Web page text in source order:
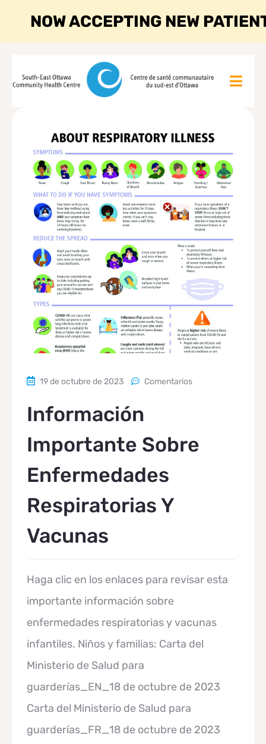
19 de octubre de 2023 Comentarios
Información
Importante Sobre
Enfermedades
Respiratorias Y
Vacunas
Haga clic en los enlaces para revisar esta
importante información sobre
enfermedades respiratorias y vacunas
infantiles. Niños y familias: Carta del
Ministerio de Salud para
guarderías_EN_18 de octubre de 2023
Carta del Ministerio de Salud para
guarderías_FR_18 de octubre de 2023
NOW ACCEPTING NEW